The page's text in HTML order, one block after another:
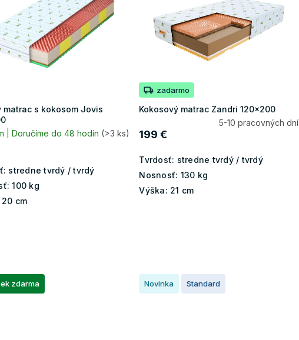
matrac s kokosom Jovis
| Doručíme do 48 hodín (>3 ks)
stredne tvrdý / tvrdý
100 kg
20 cm
zadarmo
Kokosový matrac Zandri 120x200
5-10 pracovných dní
199 €
Tvrdosť: stredne tvrdý / tvrdý
Nosnosť: 130 kg
Výška: 21 cm
zdarma Novinka Standard